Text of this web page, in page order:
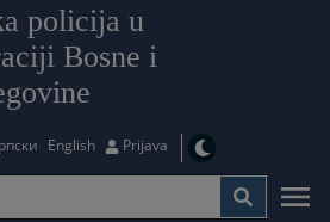
policija u
Bosne i
English Prijava